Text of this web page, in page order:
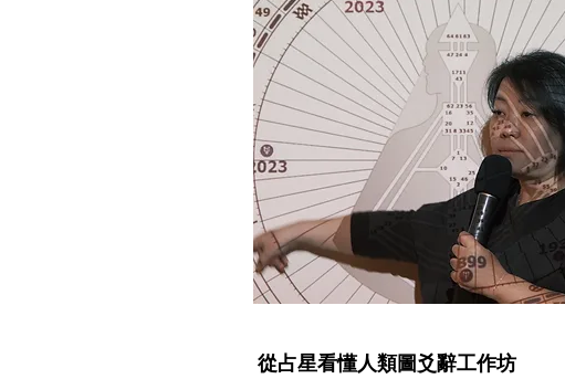
從占星看懂人類圖爻辭工作坊